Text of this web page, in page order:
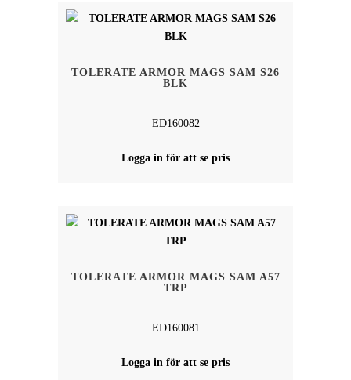
TOLERATE ARMOR MAGS SAM S26
BLK
ED160082
Logga in för att se pris
TOLERATE ARMOR MAGS SAM A57
TRP
ED160081
Logga in för att se pris